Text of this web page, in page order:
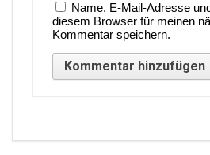
Name, E-Mail-Adresse
diesem Browser für meinen
Kommentar speichern.